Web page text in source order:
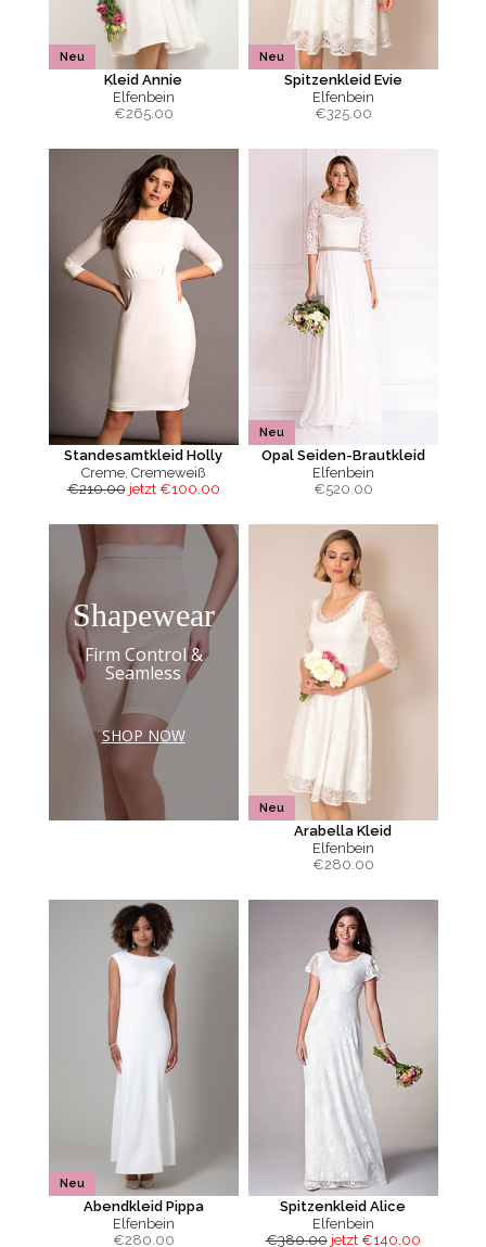
Neu
Kleid Annie
Elfenbein
€265.00
Neu
Spitzenkleid Evie
Elfenbein
€325.00
Standesamtkleid Holly
Creme, Cremeweiß
€210.00 jetzt €100.00
Neu
Opal Seiden-Brautkleid
Elfenbein
€520.00
Shapewear
Firm Control &
Seamless
SHOP NOW
Neu
Arabella Kleid
Elfenbein
€280.00
Neu
Abendkleid Pippa
Elfenbein
€280.00
Spitzenkleid Alice
Elfenbein
€380.00 jetzt €140.00